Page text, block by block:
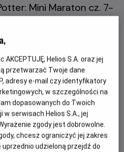
Mini Maraton cz. 7-
Przygodowy / Familijny
zapraszają wszystkich
na wyjątkową,
magii! Ekspres do Hogwartu
Helios S.A. oraz jej
przetwarzać Twoje dane
adresy e-mail czy identyfikatory
w szczególności na
dopasowanych do Twoich
serwisach Helios S.A., jej
zgody jest dobrowolne.
chcesz ograniczyć jej zakres
udzieloną przejdź do